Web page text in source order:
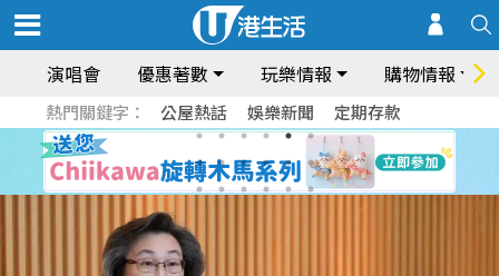
演唱會 優惠著數 玩樂情報 購物情報
熱門關鍵字： 公屋熱話 娛樂新聞 定期存款